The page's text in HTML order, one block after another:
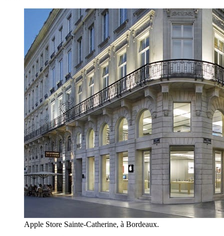
Apple Store Sainte-Catherine, à Bordeaux.